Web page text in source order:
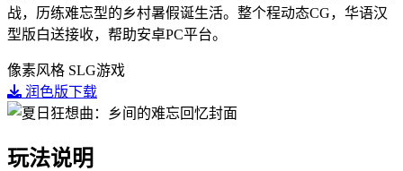
战，历练难忘型的乡村暑假诞生活。整个程动态CG，华语汉
型版白送接收，帮助安卓PC平台。
像素风格 SLG游戏
润色版下载
玩法说明